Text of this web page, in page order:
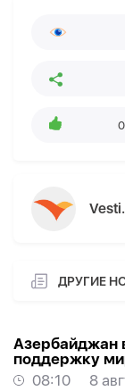
0
ДРУГИЕ
Азербайджан
поддержку
в Грузии
08:10
8